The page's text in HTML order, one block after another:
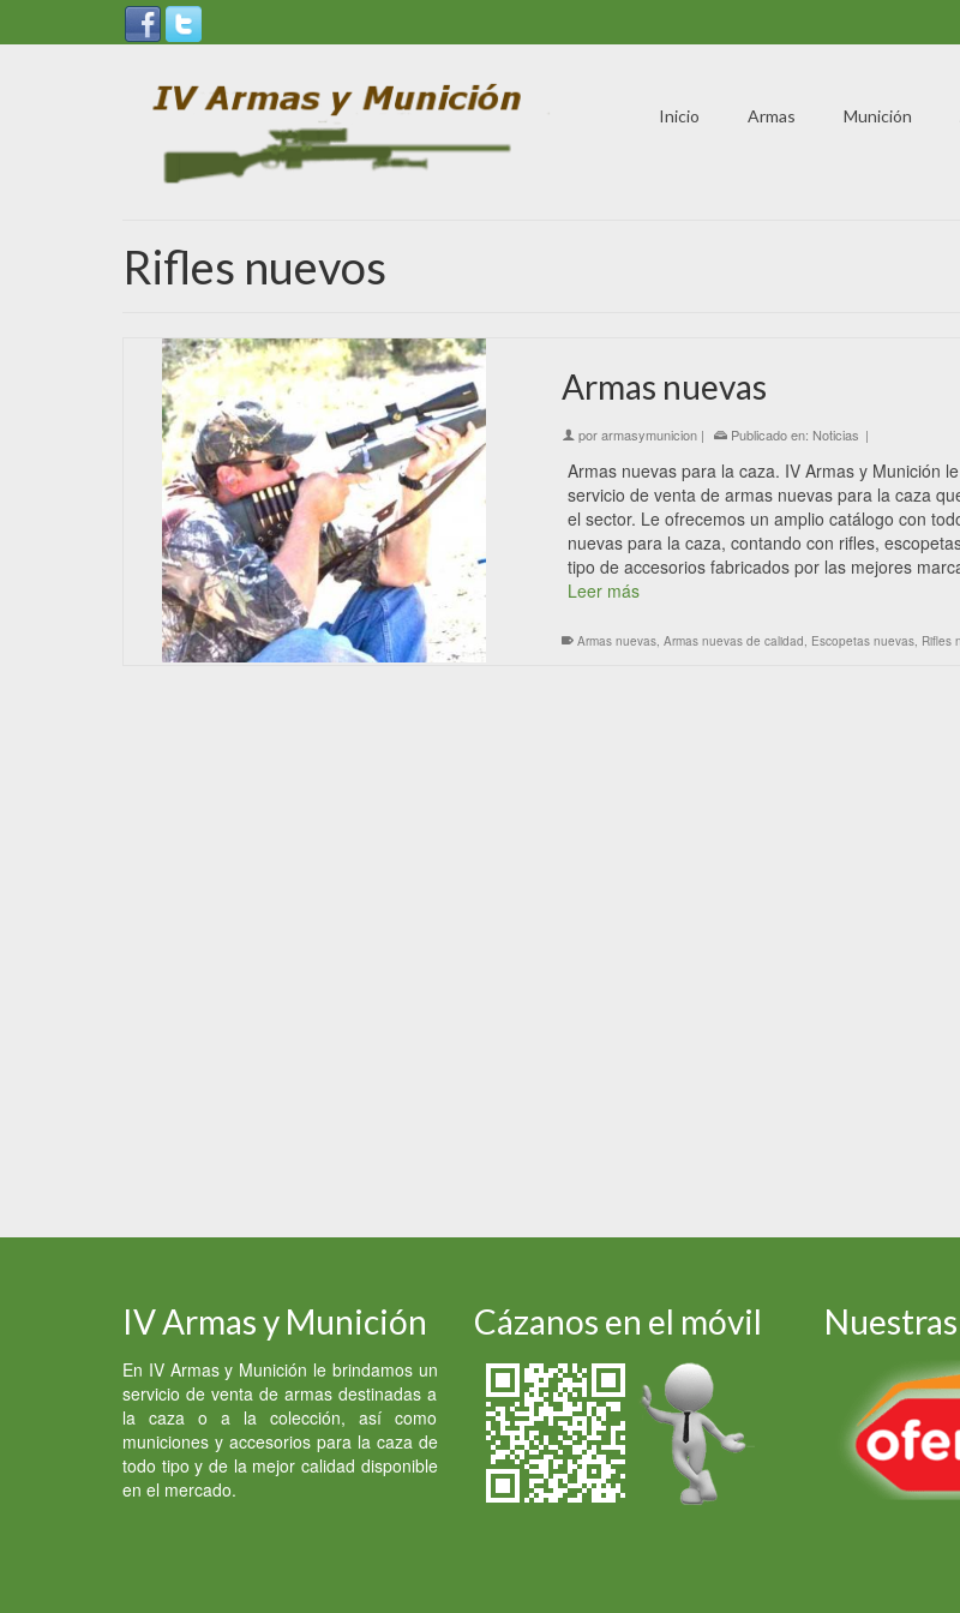
Inicio Armas Munición
Rifles nuevos
Armas nuevas
porarmasymunicion| Publicado en: Noticias |
Armas nuevas para la caza. IV Armas y Munición
servicio de venta de armas nuevas para la caza
el sector. Le ofrecemos un amplio catálogo con
nuevas para la caza, contando con rifles,
tipo de accesorios fabricados por las mejores
Leer más
Armas nuevas, Armas nuevas de calidad, Escopetas nuevas, Rifles
IV Armas y Munición
En IV Armas y Munición le brindamos un
servicio de venta de armas destinadas a
la caza o a la colección, así como
municiones y accesorios para la caza de
todo tipo y de la mejor calidad disponible
en el mercado.
Cázanos en el móvil